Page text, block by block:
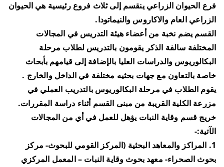
فرع الحيوان الزراعي ينقسم إلى ثلاث فروع رئيسية هي الحيوان
الزراعي العام والاكاروس والنيماتودا.
القسم يضم نخبة من أعضاء هيئة التدريس في المجالات
المختلفة سالفة الذكر يقومون بالتدريس لطلاب مرحلة
البكالوريوس والدراسات العليا بالإضافة إلى قيامهم بأبحاث
خاصة بالتعاون مع جهات بحثيه مختلفة في الداخل والخارج .
يقوم الطلاب في مرحلة البكالوريوس بالتدريب العملي في
مزرعة الكلية القريبة من مبنى القسم أثناء دراسة المقررات.
خريج قسم وقاية النبات يؤهل للعمل في أي من المجالات
الآتية:-
1. المراكز والمعاهد البحثية (المركز القومي للبحوث- مركز
بحوث الصحراء- معهد بحوث وقاية النبات – المعمل المركزي